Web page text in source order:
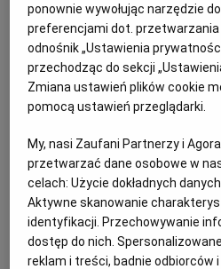
Ogłoszenia z kategorii
ponownie wywołując narzędzie
preferencjami dot.
odnośnik „Ustawienia
przechodząc do sekcji
Zmiana ustawień plików cookie
pomocą ustawień przeglądarki.
My, nasi Zaufani Partnerzy i
przetwarzać dane osobowe w
celach:Użycie dokładnych
Aktywne skanowanie
identyfikacji. Przechowywanie
dostęp do nich.
reklam i treści, badnie